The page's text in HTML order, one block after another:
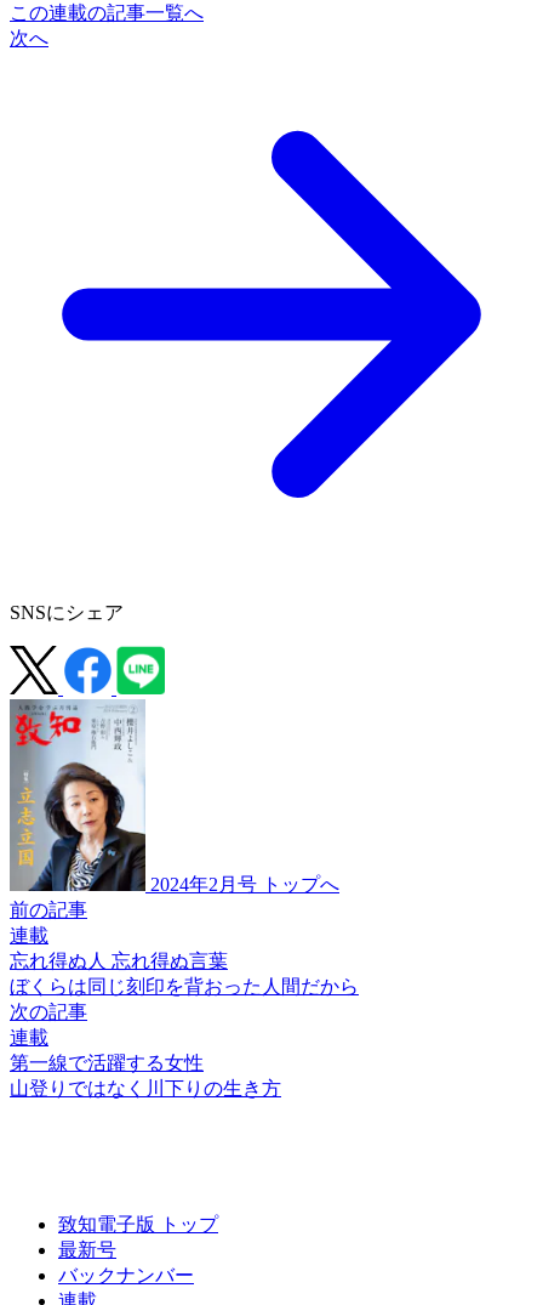
この連載の記事一覧へ
次へ
SNSにシェア
2024年2月号 トップへ
前の記事
連載
忘れ得ぬ人 忘れ得ぬ言葉
ぼくらは同じ刻印を背おった 人間だから
次の記事
連載
第一線で活躍する女性
山登りではなく 川下りの生き方
致知電子版 トップ
最新号
バックナンバー
連載